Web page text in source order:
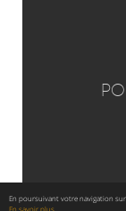
En poursuivant votre navigation
En savoir plus
© 2026